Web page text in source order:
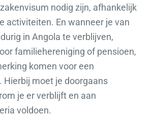
nodig zijn, afhankelijk
activiteiten. En wanneer je van
in Angola te verblijven,
familiehereniging of pensioen,
komen voor een
Hierbij moet je doorgaans
je er verblijft en aan
voldoen.